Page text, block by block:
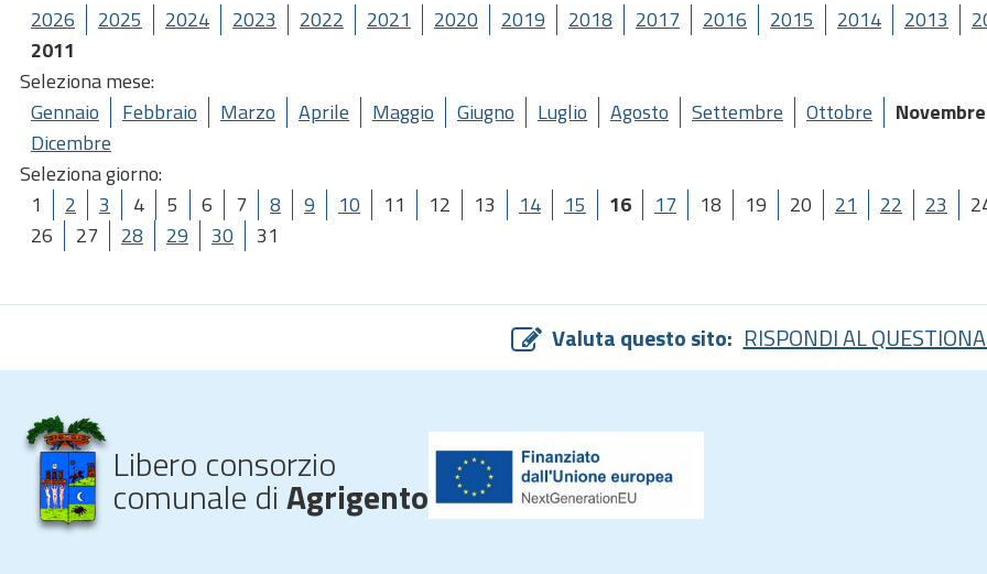
2026
2025 2024 2023 2022 2021 2020 2019 2018 2017 2016 2015 2014 2013
2011
Seleziona mese:
Gennaio
Febbraio Marzo Aprile Maggio Giugno Luglio Agosto Settembre Ottobre
Novembre
Dicembre
Seleziona giorno:
1
2 3 4 5 6 7 8 9 10 11 12 13 14 15 16 17 18 19 20 21 22 23
26
27 28 29 30 31
Valuta questo sito: RISPONDI AL
Libero consorzio
comunale diAgrigento